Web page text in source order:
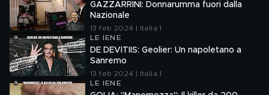
GAZZARRINI: Donnarumma fuori dalla
Nazionale
13 feb 2024 | Italia 1
LE IENE
DE DEVITIIS: Geolier: Un napoletano a
Sanremo
13 feb 2024 | Italia 1
LE IENE